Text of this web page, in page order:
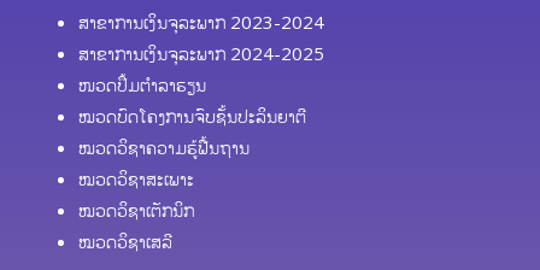
ສາຂາການເງິນຈຸລະພາກ 2023-2024
ສາຂາການເງິນຈຸລະພາກ 2024-2025
ໜວດປຶ້ມຕຳລາຮຽນ
ໝວດບົດໂຄງການຈົບຊັ້ນປະລິນຍາຕີ
ໝວດວິຊາຄວາມຮູ້ຟື້ນຖານ
ໝວດວິຊາສະເພາະ
ໝວດວິຊາເຕັກນິກ
ໝວດວິຊາເສລີ